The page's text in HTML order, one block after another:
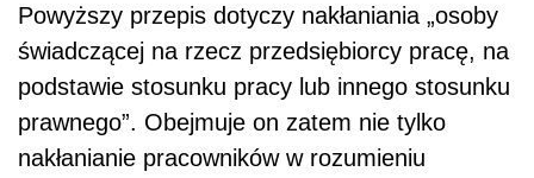
Powyższy przepis dotyczy nakłaniania „osoby
świadczącej na rzecz przedsiębiorcy pracę, na
podstawie stosunku pracy lub innego stosunku
prawnego”. Obejmuje on zatem nie tylko
nakłanianie pracowników w rozumieniu